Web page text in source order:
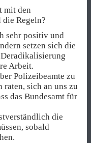
mit den
die Regeln?
sehr positiv und
setzen sich die
Arbeit.
Polizeibeamte zu
raten, sich an uns zu
das Bundesamt für
die
sobald